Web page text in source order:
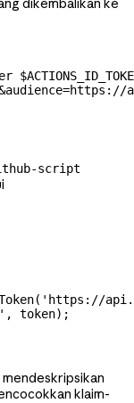
script
token);
klaim-